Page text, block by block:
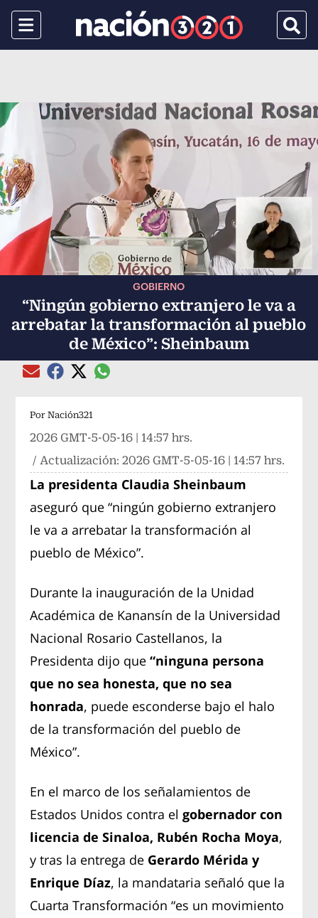
Menu
GOBIERNO
“Ningún gobierno extranjero le va a
arrebatar la transformación al pueblo
de México”: Sheinbaum
Compartir el artículo actual mediante Email
Compartir el artículo actual mediante Facebook
Compartir el artículo actual mediante Twitter
Compartir el artículo actual mediante
Por Nación321
2026 GMT-5-05-16 | 14:57 hrs.
/ Actualización:2026 GMT-5-05-16 | 14:57 hrs.
La presidenta Claudia Sheinbaum
aseguró que “ningún gobierno extranjero
le va a arrebatar la transformación al
pueblo de México”.
Durante la inauguración de la Unidad
Académica de Kanansín de la Universidad
Nacional Rosario Castellanos, la
Presidenta dijo que“ninguna persona
que no sea honesta, que no sea
honrada, puede esconderse bajo el halo
de la transformación del pueblo de
México”.
En el marco de los señalamientos de
Estados Unidos contra elgobernador con
licencia de Sinaloa, Rubén Rocha Moya,
y tras la entrega de Gerardo Mérida y
Enrique Díaz, la mandataria señaló que la
Cuarta Transformación “es un movimiento